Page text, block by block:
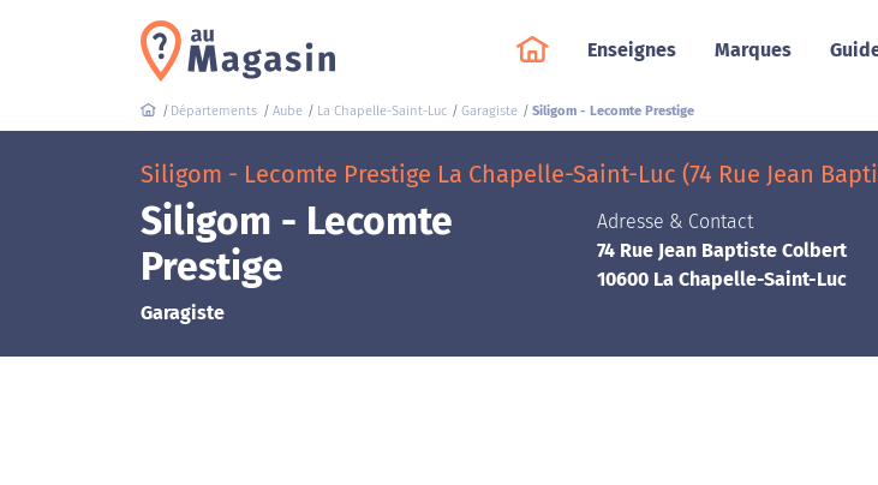
Enseignes Marques
Départements Aube La Chapelle-Saint-Luc Garagiste Siligom - Lecomte Prestige
Siligom - Lecomte Prestige La Chapelle-Saint-Luc (74 Rue Jean
Siligom - Lecomte
Prestige
Garagiste
Adresse & Contact
74 Rue Jean Baptiste Colbert
10600 La Chapelle-Saint-Luc